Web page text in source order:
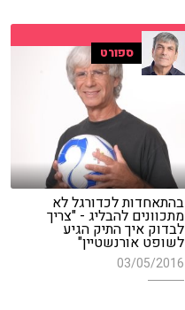
ספורט
בהתאחדות לכדורגל לא
מתכוונים להבליג - "צריך
לבדוק איך התיק הגיע
לשופט אורנשטיין"
03/05/2016